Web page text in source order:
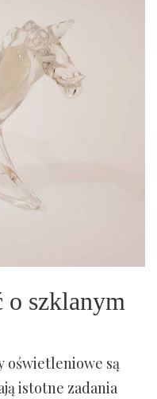
o szklanym
oświetleniowe są
istotne zadania